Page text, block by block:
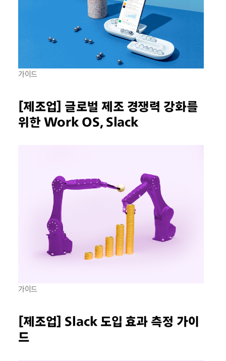
가이드
[제조업] 글로벌 제조 경쟁력 강화를
위한 Work OS, Slack
가이드
[제조업] Slack 도입 효과 측정 가이
드